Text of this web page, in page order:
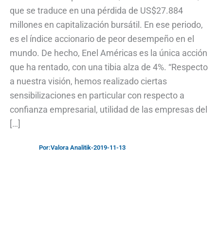
que se traduce en una pérdida de US$27.884
millones en capitalización bursátil. En ese periodo,
es el índice accionario de peor desempeño en el
mundo. De hecho, Enel Américas es la única acción
que ha rentado, con una tibia alza de 4%. “Respecto
a nuestra visión, hemos realizado ciertas
sensibilizaciones en particular con respecto a
confianza empresarial, utilidad de las empresas del
[…]
Por:Valora Analitik-2019-11-13